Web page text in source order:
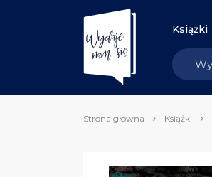
Książki
Strona główna Książki